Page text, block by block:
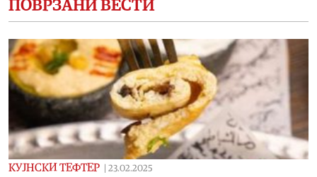
ПОВРЗАНИ ВЕСТИ
КУЈНСКИ ТЕФТЕР 23.02.2025